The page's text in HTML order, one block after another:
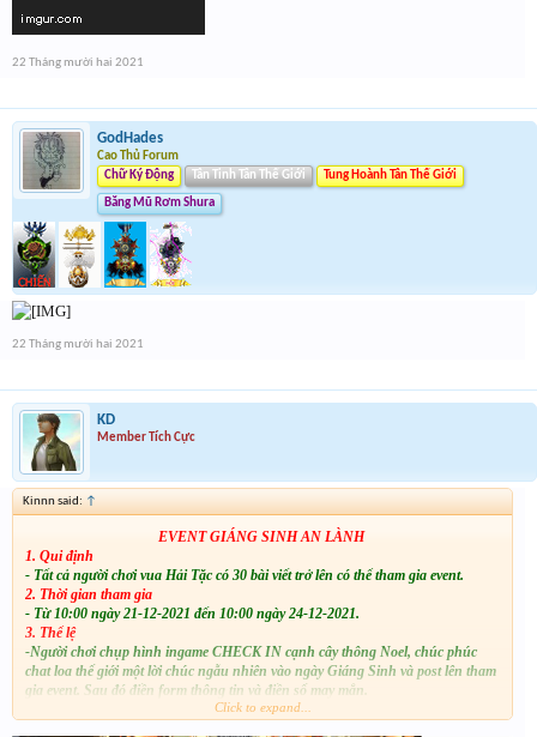
22 Tháng mười hai 2021
GodHades
Cao Thủ Forum
Chữ Ký Động
Tân Tinh Tân Thế Giới Tung Hoành Tân Thế Giới
Băng Mũ Rơm Shura
22 Tháng mười hai 2021
KD
Member Tích Cực
Kinnn said: ↑
EVENT GIÁNG SINH AN LÀNH
1. Qui định
- Tất cả người chơi vua Hải Tặc có 30 bài viết trở lên có thể tham gia event.
2. Thời gian tham gia
- Từ 10:00 ngày 21-12-2021 đến 10:00 ngày 24-12-2021.
3. Thể lệ
-Người chơi chụp hình ingame CHECK IN cạnh cây thông Noel, chúc phúc
chat loa thế giới một lời chúc ngẫu nhiên vào ngày Giáng Sinh và post lên tham
gia event. Sau đó điền form thông tin và điền số may mắn.
Click to expand...